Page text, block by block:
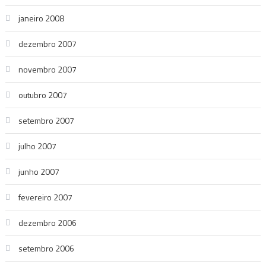
janeiro 2008
dezembro 2007
novembro 2007
outubro 2007
setembro 2007
julho 2007
junho 2007
fevereiro 2007
dezembro 2006
setembro 2006